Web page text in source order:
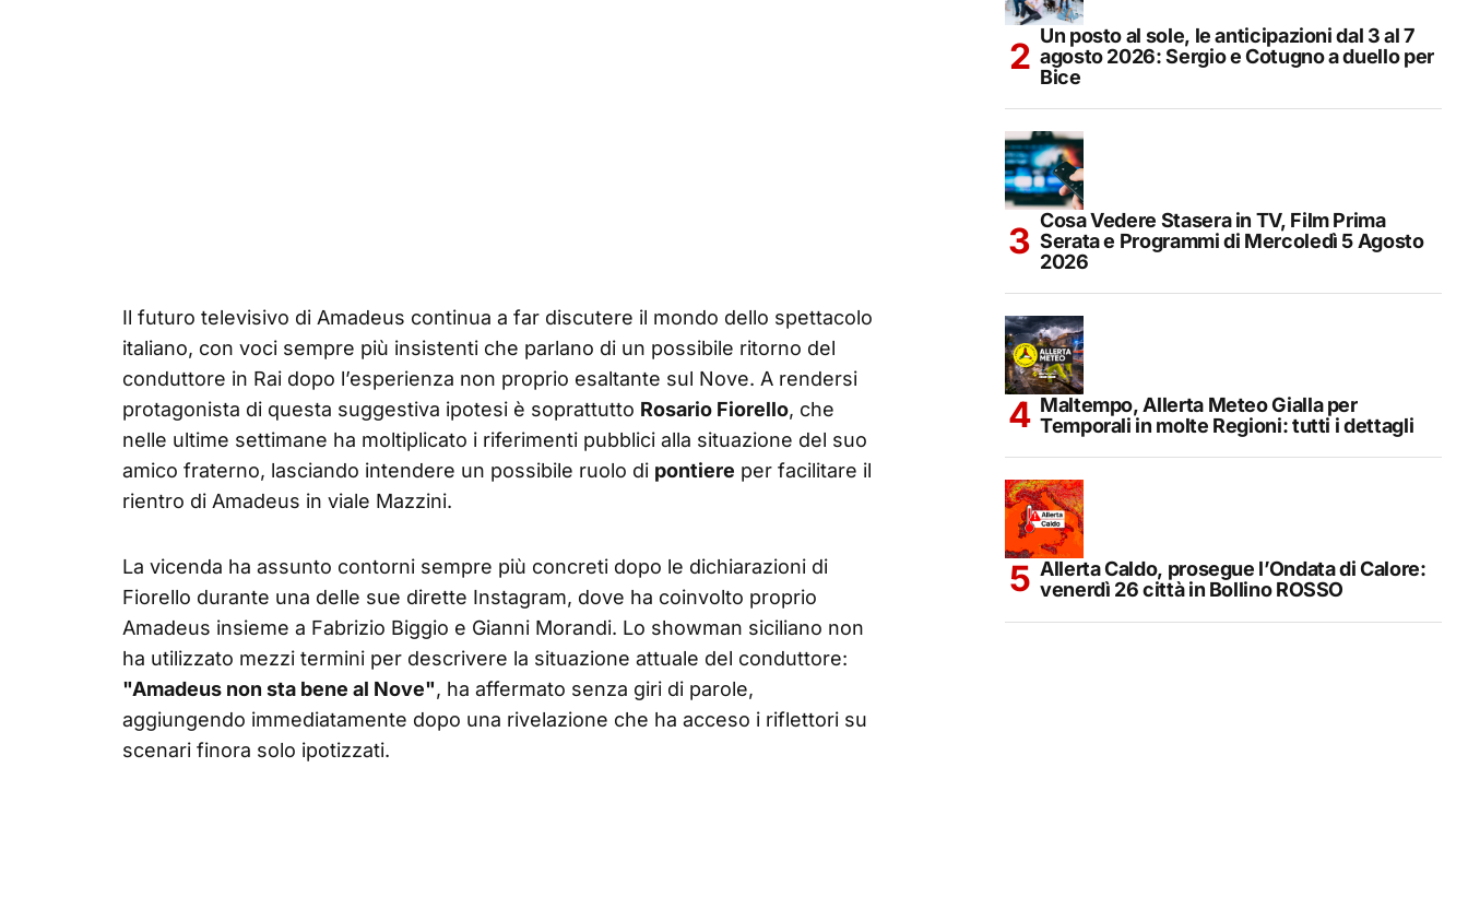
Il futuro televisivo di Amadeus continua a far discutere il mondo dello spettacolo
italiano, con voci sempre più insistenti che parlano di un possibile ritorno del
conduttore in Rai dopo l’esperienza non proprio esaltante sul Nove. A rendersi
protagonista di questa suggestiva ipotesi è soprattutto Rosario Fiorello, che
nelle ultime settimane ha moltiplicato i riferimenti pubblici alla situazione del suo
amico fraterno, lasciando intendere un possibile ruolo di pontiere per facilitare il
rientro di Amadeus in viale Mazzini.
La vicenda ha assunto contorni sempre più concreti dopo le dichiarazioni di
Fiorello durante una delle sue dirette Instagram, dove ha coinvolto proprio
Amadeus insieme a Fabrizio Biggio e Gianni Morandi. Lo showman siciliano non
ha utilizzato mezzi termini per descrivere la situazione attuale del conduttore:
"Amadeus non sta bene al Nove", ha affermato senza giri di parole,
aggiungendo immediatamente dopo una rivelazione che ha acceso i riflettori su
scenari finora solo ipotizzati.
Un posto al sole, le anticipazioni dal 3 al 7
agosto 2026: Sergio e Cotugno a duello per
Bice
Cosa Vedere Stasera in TV, Film Prima
Serata e Programmi di Mercoledì 5 Agosto
2026
Maltempo, Allerta Meteo Gialla per
Temporali in molte Regioni: tutti i dettagli
Allerta Caldo, prosegue l’Ondata di Calore:
venerdì 26 città in Bollino ROSSO